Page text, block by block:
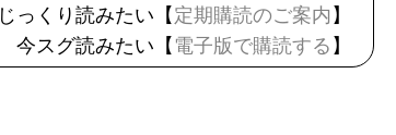
っくり読みたい【 定期購読のご案内 】
今スグ読みたい【 電子版で購読する 】